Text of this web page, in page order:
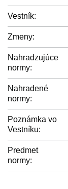
Vestník:
Zmeny:
Nahradzujúce
normy:
Nahradené
normy:
Poznámka vo
Vestníku:
Predmet
normy: